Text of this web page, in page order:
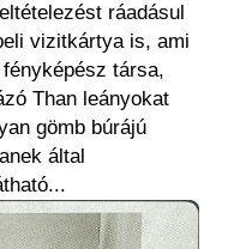
ráadásul
vizitkártya is, ami
társa,
Than leányokat
gömb búrájú
által